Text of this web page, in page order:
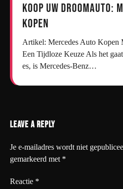
Koop uw droomauto:
kopen
Artikel: Mercedes Auto Kopen Mercedes Auto Kopen:
Een Tijdloze Keuze Als het
es, is Mercedes-Benz…
Leave a Reply
Je e-mailadres wordt niet
gemarkeerd met *
Reactie *